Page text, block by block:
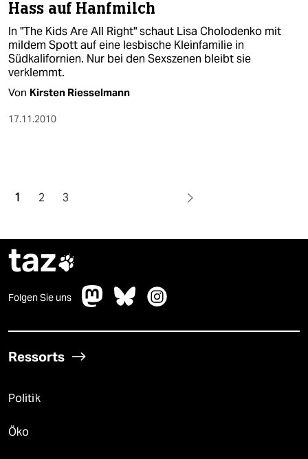
Hass auf Hanfmilch
In "The Kids Are All Right" schaut Lisa Cholodenko mit
mildem Spott auf eine lesbische Kleinfamilie in
Südkalifornien. Nur bei den Sexszenen bleibt sie
verklemmt.
Von Kirsten Riesselmann
17.11.2010
1 2 3
taz
Folgen Sie uns
Ressorts
Politik
Öko